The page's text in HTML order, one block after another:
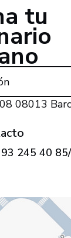
tu
08013
93 245 40